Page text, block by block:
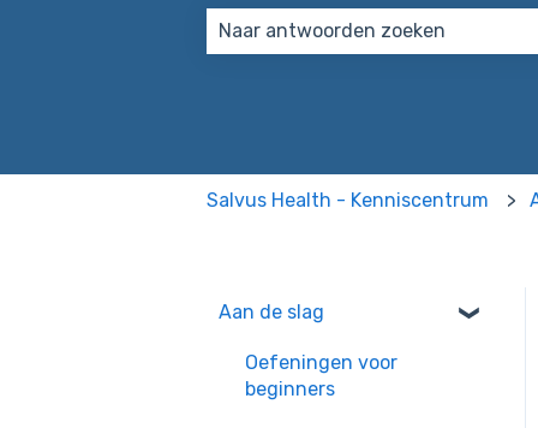
Salvus Health - Kenniscentrum
Aan de slag
Oefeningen voor
beginners